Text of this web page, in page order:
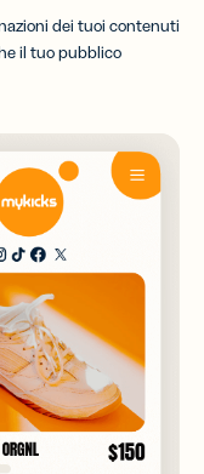
dei tuoi contenuti
il tuo pubblico